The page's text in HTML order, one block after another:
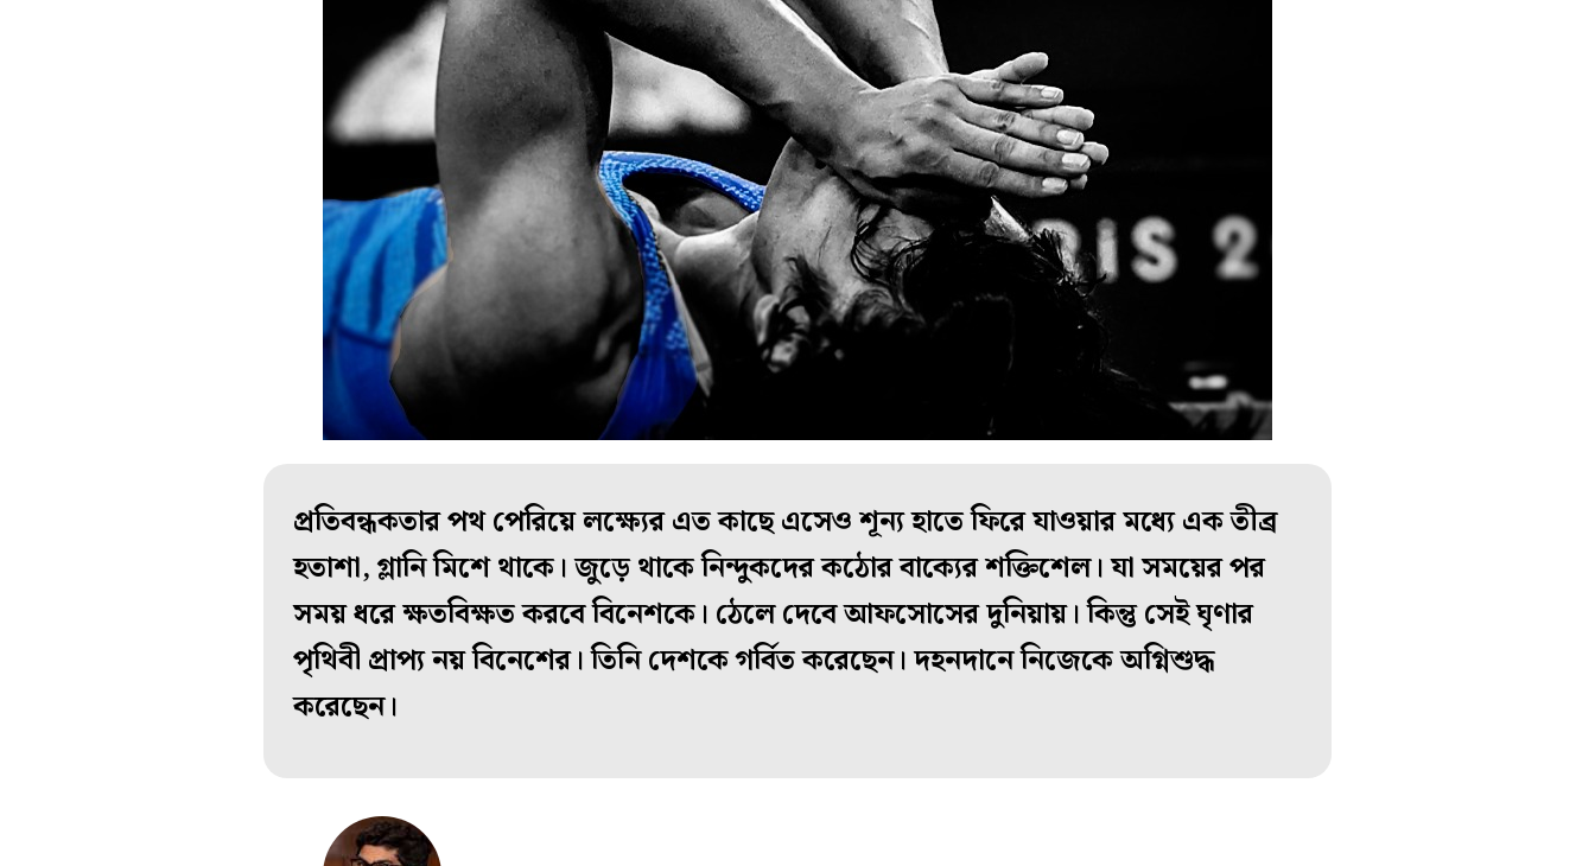
প্রতিবন্ধকতার পথ পেরিয়ে লক্ষ্যের এত কাছে এসেও শূন্য হাতে ফিরে যাওয়ার মধ্যে এক তীব্র
হতাশা, গ্লানি মিশে থাকে। জুড়ে থাকে নিন্দুকদের কঠোর বাক্যের শক্তিশেল। যা সময়ের পর
সময় ধরে ক্ষতবিক্ষত করবে বিনেশকে। ঠেলে দেবে আফসোসের দুনিয়ায়। কিন্তু সেই ঘৃণার
পৃথিবী প্রাপ্য নয় বিনেশের। তিনি দেশকে গর্বিত করেছেন। দহনদানে নিজেকে অগ্নিশুদ্ধ
করেছেন।